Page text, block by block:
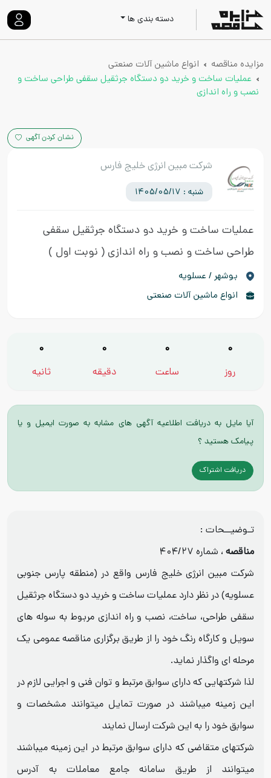
دسته بندی ها
مزایده مناقصه
انواع ماشین آلات صنعتی
عملیات ساخت و خرید دو دستگاه جرثقیل سقفی طراحی ساخت و
نصب و راه اندازی
نشان کردن آگهی
شرکت مبین انرژی خلیج فارس
شنبه : 1405/05/17
عملیات ساخت و خرید دو دستگاه جرثقیل سقفی
طراحی ساخت و نصب و راه اندازی ( نوبت اول )
بوشهر / عسلویه
انواع ماشین آلات صنعتی
0
روز
0
ساعت
0
دقیقه
0
ثانیه
آیا مایل به دریافت اطلاعیه آگهی های مشابه به صورت ایمیل و یا
پیامک هستید ؟
دریافت اشتراک
تـوضیــحات :
مناقصه ، شماره ۴۰۴/۲۷
شرکت مبین انرژی خلیج فارس واقع در (منطقه پارس جنوبی
عسلویه) در نظر دارد عملیات ساخت و خرید دو دستگاه جرثقیل
سقفی طراحی، ساخت، نصب و راه اندازی مربوط به سوله های
سویل و کارگاه رنگ خود را از طریق برگزاری مناقصه عمومی یک
مرحله ای واگذار نماید.
لذا شرکتهایی که دارای سوابق مرتبط و توان فنی و اجرایی لازم در
این زمینه میباشند در صورت تمایل میتوانند مشخصات و
سوابق خود را به این شرکت ارسال نمایند
شرکتهای متقاضی که دارای سوابق مرتبط در این زمینه میباشند
میتوانند از طریق سامانه جامع معاملات به آدرس